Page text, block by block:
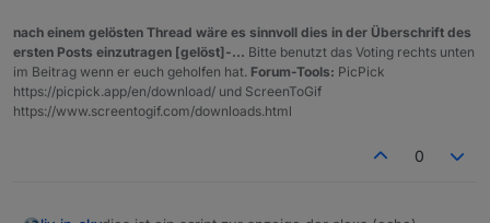
nach einem gelösten Thread wäre es sinnvoll dies in der Überschrift des
ersten Posts einzutragen [gelöst]-... Bitte benutzt das Voting rechts unten
im Beitrag wenn er euch geholfen hat. Forum-Tools: PicPick
https://picpick.app/en/download/ und ScreenToGif
https://www.screentogif.com/downloads.html
0